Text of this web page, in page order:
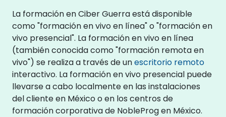
La formación en Ciber Guerra está disponible
como "formación en vivo en línea" o "formación en
vivo presencial". La formación en vivo en línea
(también conocida como "formación remota en
vivo") se realiza a través de unescritorio remoto
interactivo. La formación en vivo presencial puede
llevarse a cabo localmente en las instalaciones
del cliente en México o en los centros de
formación corporativa de NobleProg en México.